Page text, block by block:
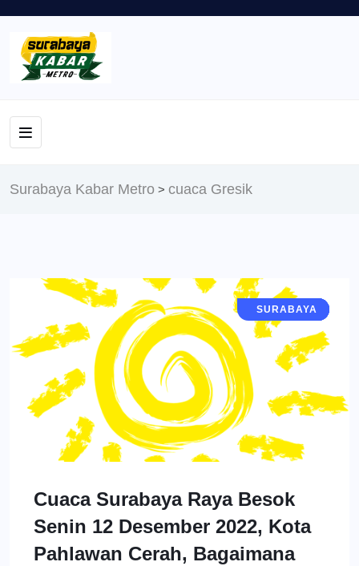
Surabaya Kabar Metro > cuaca Gresik
BERITA
GRESIK
JAWA TIMUR
SIDOARJO
SURABAYA
Cuaca Surabaya Raya Besok
Senin 12 Desember 2022, Kota
Pahlawan Cerah, Bagaimana